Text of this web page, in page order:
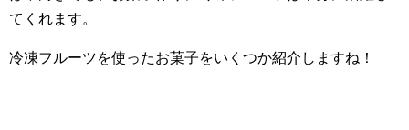
てくれます。
冷凍フルーツを使ったお菓子をいくつか紹介しますね！